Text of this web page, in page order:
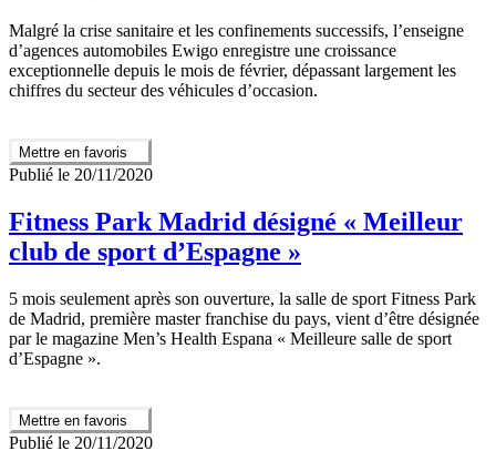
Malgré la crise sanitaire et les confinements successifs, l’enseigne
d’agences automobiles Ewigo enregistre une croissance
exceptionnelle depuis le mois de février, dépassant largement les
chiffres du secteur des véhicules d’occasion.
Mettre en favoris
Publié le 20/11/2020
Fitness Park Madrid désigné « Meilleur
club de sport d’Espagne »
5 mois seulement après son ouverture, la salle de sport Fitness Park
de Madrid, première master franchise du pays, vient d’être désignée
par le magazine Men’s Health Espana « Meilleure salle de sport
d’Espagne ».
Mettre en favoris
Publié le 20/11/2020